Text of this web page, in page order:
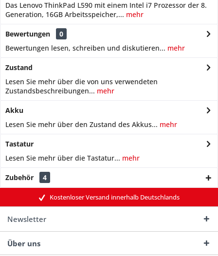
Das Lenovo ThinkPad L590 mit einem Intel i7 Prozessor der 8.
Generation, 16GB Arbeitsspeicher,... mehr
Bewertungen
0
Bewertungen lesen, schreiben und diskutieren... mehr
Zustand
Lesen Sie mehr über die von uns verwendeten
Zustandsbeschreibungen... mehr
Akku
Lesen Sie mehr über den Zustand des Akkus... mehr
Tastatur
Lesen Sie mehr über die Tastatur... mehr
Zubehör 4
Kostenloser Versand innerhalb Deutschlands
Newsletter
Über uns